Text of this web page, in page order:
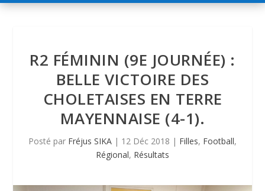
R2 FÉMININ (9E JOURNÉE) :
BELLE VICTOIRE DES
CHOLETAISES EN TERRE
MAYENNAISE (4-1).
Posté par Fréjus SIKA | 12 Déc 2018 | Filles, Football,
Régional, Résultats